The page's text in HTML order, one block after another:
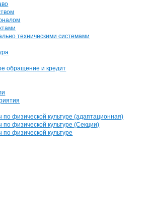
техническими системами
обращение и кредит
по физической культуре (адаптационная)
по физической культуре (Секции)
физической культуре